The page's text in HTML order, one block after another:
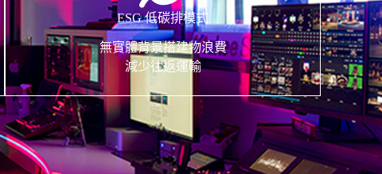
ESG 低碳排模式
無實體背景搭建物浪費
減少往返運輸